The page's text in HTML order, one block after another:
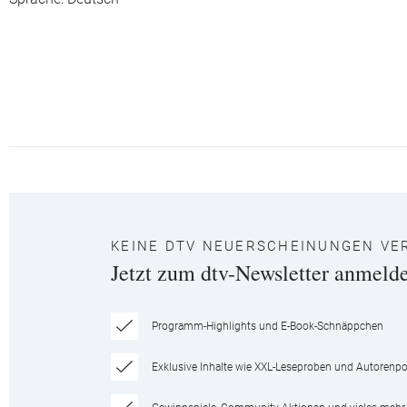
KEINE DTV NEUERSCHEINUNGEN
Jetzt zum dtv-Newsletter
Programm-Highlights und E-Book-Schnäppchen
Exklusive Inhalte wie XXL-Leseproben und